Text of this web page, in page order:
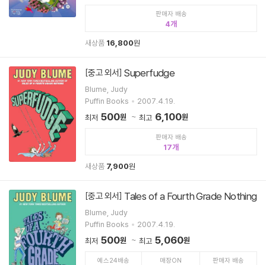
판매자 배송
4
새상품 16,800원
[중고 외서] Superfudge
Blume, Judy
Puffin Books
2007.4.19.
최저 500원 최고 6,100원
판매자 배송
17
새상품 7,900원
[중고 외서] Tales of a Fourth Grade Nothing
Blume, Judy
Puffin Books
2007.4.19.
최저 500원 최고 5,060원
예스24배송 매장ON 판매자 배송